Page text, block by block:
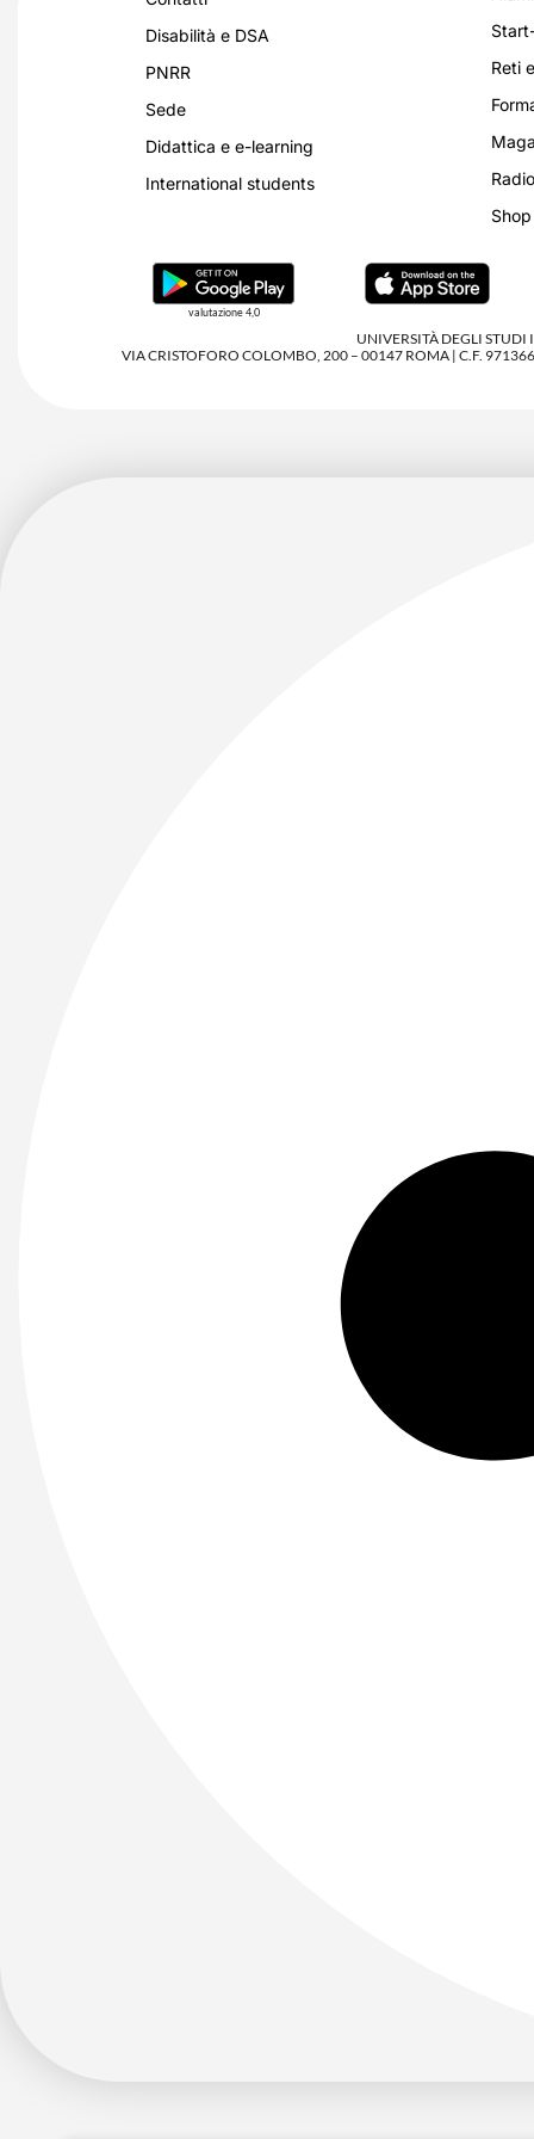
Disabilità e DSA
PNRR
Sede
Didattica e e-learning
International students
Reti
Shop
valutazione 4,0
UNIVERSITÀ DEGLI
VIA CRISTOFORO COLOMBO, 200 – 00147 ROMA | C.F.